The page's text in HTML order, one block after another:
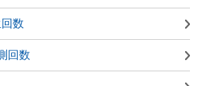
数
回数